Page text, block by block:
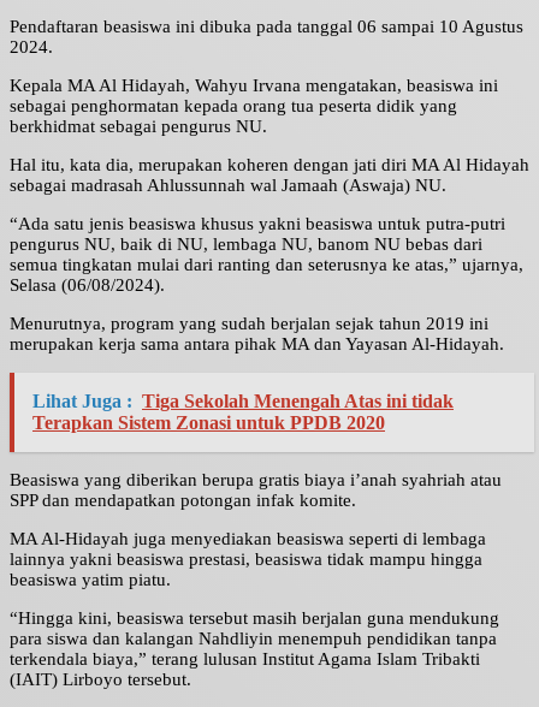
Pendaftaran beasiswa ini dibuka pada tanggal 06 sampai 10 Agustus
2024.
Kepala MA Al Hidayah, Wahyu Irvana mengatakan, beasiswa ini
sebagai penghormatan kepada orang tua peserta didik yang
berkhidmat sebagai pengurus NU.
Hal itu, kata dia, merupakan koheren dengan jati diri MA Al Hidayah
sebagai madrasah Ahlussunnah wal Jamaah (Aswaja) NU.
“Ada satu jenis beasiswa khusus yakni beasiswa untuk putra-putri
pengurus NU, baik di NU, lembaga NU, banom NU bebas dari
semua tingkatan mulai dari ranting dan seterusnya ke atas,” ujarnya,
Selasa (06/08/2024).
Menurutnya, program yang sudah berjalan sejak tahun 2019 ini
merupakan kerja sama antara pihak MA dan Yayasan Al-Hidayah.
Lihat Juga : Tiga Sekolah Menengah Atas ini tidak
Terapkan Sistem Zonasi untuk PPDB 2020
Beasiswa yang diberikan berupa gratis biaya i’anah syahriah atau
SPP dan mendapatkan potongan infak komite.
MA Al-Hidayah juga menyediakan beasiswa seperti di lembaga
lainnya yakni beasiswa prestasi, beasiswa tidak mampu hingga
beasiswa yatim piatu.
“Hingga kini, beasiswa tersebut masih berjalan guna mendukung
para siswa dan kalangan Nahdliyin menempuh pendidikan tanpa
terkendala biaya,” terang lulusan Institut Agama Islam Tribakti
(IAIT) Lirboyo tersebut.